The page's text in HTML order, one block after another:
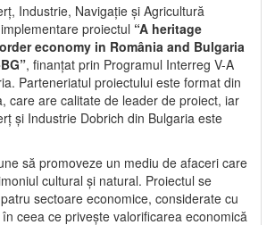
Industrie, Navigație și Agricultură
proiectul “A heritage
economy in România and Bulgaria
, finanțat prin Programul Interreg V-A
Parteneriatul proiectului este format din
care are calitate de leader de proiect, iar
și Industrie Dobrich din Bulgaria este
să promoveze un mediu de afaceri care
cultural și natural. Proiectul se
sectoare economice, considerate cu
ceea ce privește valorificarea economică